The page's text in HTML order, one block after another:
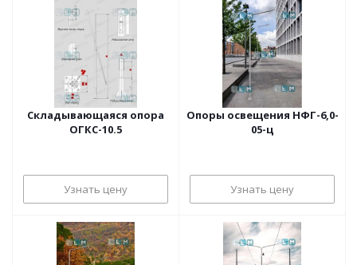
Складывающаяся опора
ОГКС-10.5
Узнать цену
Опоры освещения НФГ-6,0-
05-ц
Узнать цену